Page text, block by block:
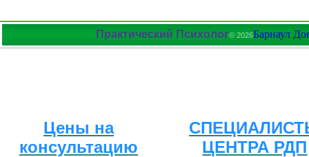
Практический Психолог© 2026Барнаул
Цены на
консультацию
ЦЕНТРА РДП